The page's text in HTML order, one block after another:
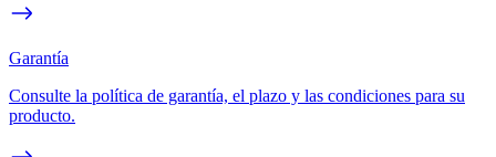
Garantía
Consulte la política de garantía, el plazo y las condiciones para su
producto.